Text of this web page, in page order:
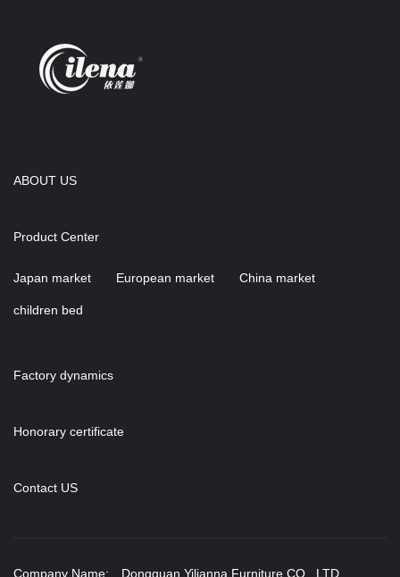
ABOUT US
Product Center
Japan market European market China market
children bed
Factory dynamics
Honorary certificate
Contact US
Company Name: Dongguan Yilianna Furniture CO., LTD.